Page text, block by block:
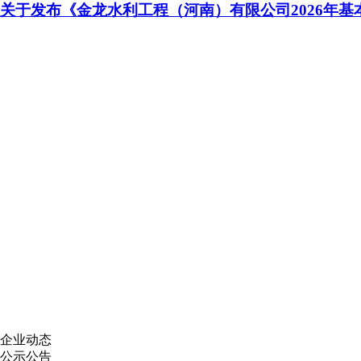
关于发布《金龙水利工程（河南）有限公司2026年基
企业动态
公示公告